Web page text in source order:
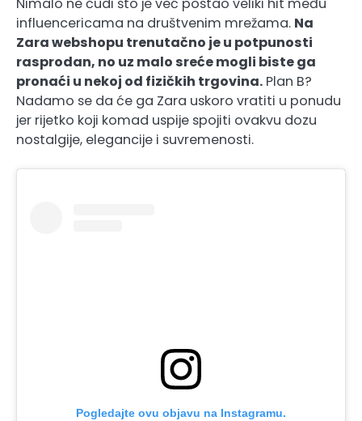
influencericama na društvenim mrežama. Na
Zara webshopu trenutačno je u potpunosti
rasprodan, no uz malo sreće mogli biste ga
pronaći u nekoj od fizičkih trgovina. Plan B?
Nadamo se da će ga Zara uskoro vratiti u ponudu
jer rijetko koji komad uspije spojiti ovakvu dozu
nostalgije, elegancije i suvremenosti.
Pogledajte ovu objavu na Instagramu.